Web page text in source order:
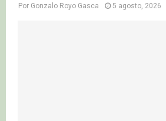
Por Gonzalo Royo Gasca 5 agosto, 2026